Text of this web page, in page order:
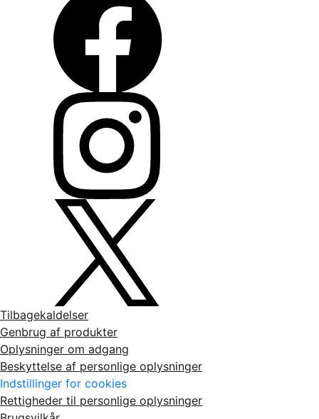
Tilbagekaldelser
Genbrug af produkter
Oplysninger om adgang
Beskyttelse af personlige oplysninger
Indstillinger for cookies
Rettigheder til personlige oplysninger